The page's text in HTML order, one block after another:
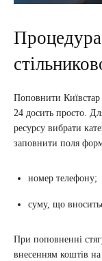
Поповнити Київстар
24 досить просто.
ресурсу вибрати
заповнити поля
номер телефону;
суму, що
При поповненні
внесенням коштів